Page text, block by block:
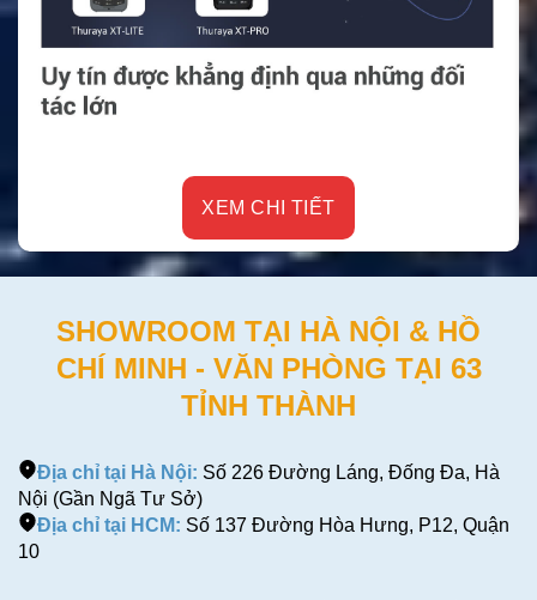
XEM CHI TIẾT
SHOWROOM TẠI HÀ NỘI & HỒ
CHÍ MINH - VĂN PHÒNG TẠI 63
TỈNH THÀNH
Địa chỉ tại Hà Nội: Số 226 Đường Láng, Đống Đa, Hà
Nội (Gần Ngã Tư Sở)
Địa chỉ tại HCM: Số 137 Đường Hòa Hưng, P12, Quận
10